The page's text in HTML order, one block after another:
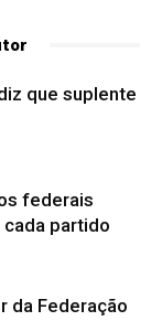
que suplente
federais
partido
da Federação